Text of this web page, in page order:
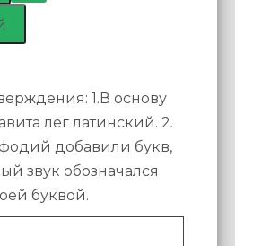
1.В основу
лег латинский. 2.
добавили букв,
звук обозначался
буквой.